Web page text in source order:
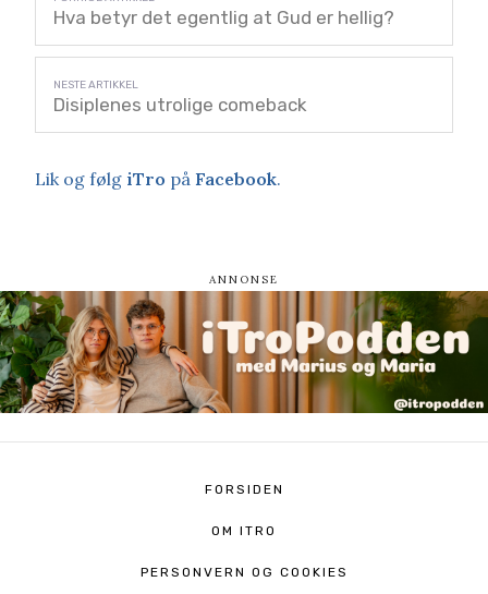
Hva betyr det egentlig at Gud er hellig?
Disiplenes utrolige comeback
Lik og følg iTro på Facebook.
FORSIDEN
OM ITRO
PERSONVERN OG COOKIES